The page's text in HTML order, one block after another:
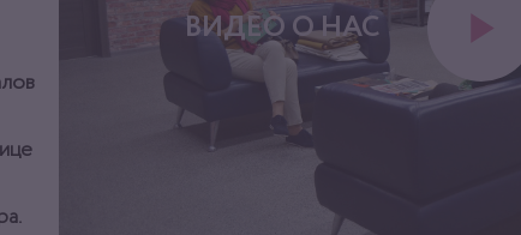
ВИДЕО О НАС